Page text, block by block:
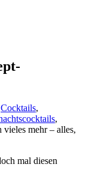
Cocktails,
,
vieles mehr – alles,
mal diesen